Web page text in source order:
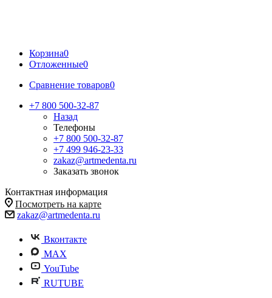
Корзина0
Отложенные0
Сравнение товаров0
+7 800 500-32-87
Назад
Телефоны
+7 800 500-32-87
+7 499 946-23-33
zakaz@artmedenta.ru
Заказать звонок
Контактная информация
Посмотреть на карте
zakaz@artmedenta.ru
Вконтакте
MAX
YouTube
RUTUBE